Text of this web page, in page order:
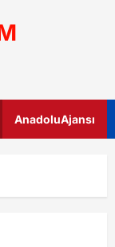
AnadoluAjansı